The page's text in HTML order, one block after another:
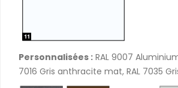
Personnalisées : RAL 9007
7016 Gris anthracite mat, RAL 7035